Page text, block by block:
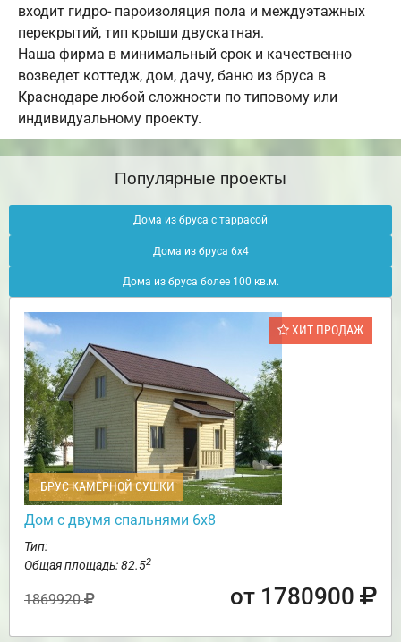
входит гидро- пароизоляция пола и междуэтажных
перекрытий, тип крыши двускатная.
Наша фирма в минимальный срок и качественно
возведет коттедж, дом, дачу, баню из бруса в
Краснодаре любой сложности по типовому или
индивидуальному проекту.
Популярные проекты
Дома из бруса с таррасой
Дома из бруса 6х4
Дома из бруса более 100 кв.м.
ХИТ ПРОДАЖ
БРУС КАМЕРНОЙ СУШКИ
Дом с двумя спальнями 6х8
Тип:
Общая площадь: 82.52
1869920 от 1780900